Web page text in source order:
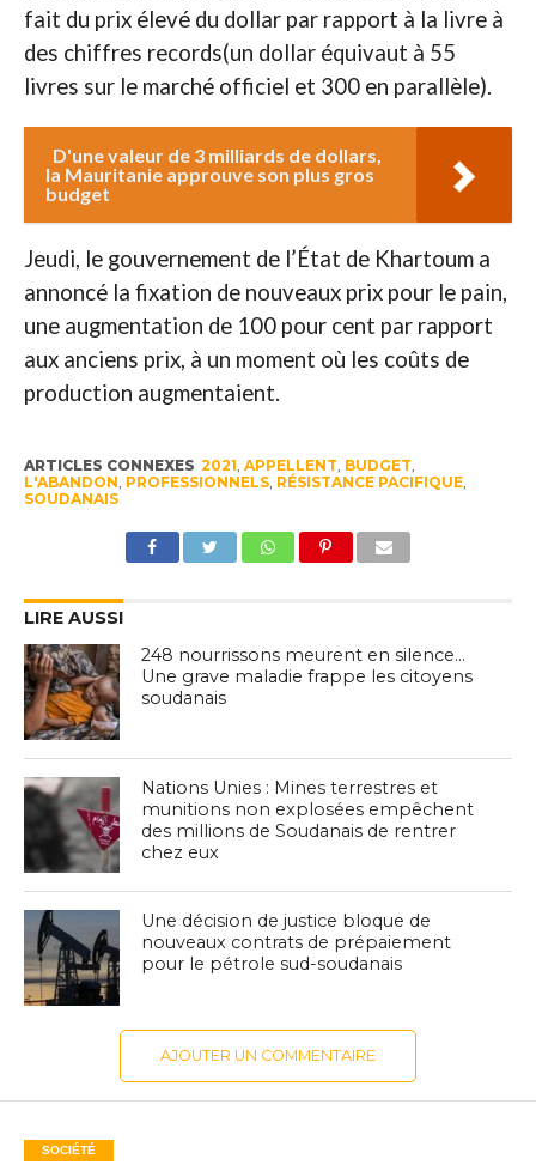
fait du prix élevé du dollar par rapport à la livre à
des chiffres records(un dollar équivaut à 55
livres sur le marché officiel et 300 en parallèle).
D'une valeur de 3 milliards de dollars,
la Mauritanie approuve son plus gros
budget
Jeudi, le gouvernement de l’État de Khartoum a
annoncé la fixation de nouveaux prix pour le pain,
une augmentation de 100 pour cent par rapport
aux anciens prix, à un moment où les coûts de
production augmentaient.
ARTICLES CONNEXES 2021 APPELLENT BUDGET
L'ABANDON PROFESSIONNELS, RÉSISTANCE PACIFIQUE,
SOUDANAIS
LIRE AUSSI
248 nourrissons meurent en silence…
Une grave maladie frappe les citoyens
soudanais
Nations Unies : Mines terrestres et
munitions non explosées empêchent
des millions de Soudanais de rentrer
chez eux
Une décision de justice bloque de
nouveaux contrats de prépaiement
pour le pétrole sud-soudanais
AJOUTER UN COMMENTAIRE
SOCIÉTÉ